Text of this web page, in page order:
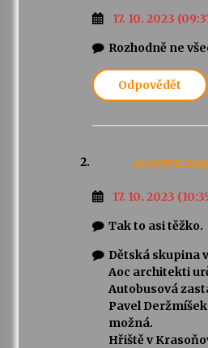
17. 10. 2023
Rozhodně ne
Odpovědět
Anonym
17. 10. 2023
Tak to asi těžko.
Dětská skupina
Aoc architekti
Autobusová
Pavel
možná.
Hřiště v